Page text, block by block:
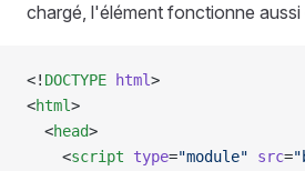
chargé, l'élément fonctionne aussi
<! DOCTYPE html>
<html>
  <
head>
    <
script type="module" src=